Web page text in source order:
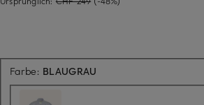
Farbe: BLAUGRAU